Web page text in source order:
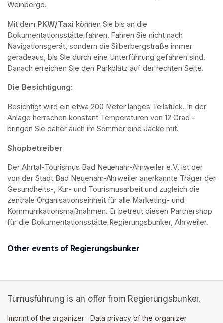
Weinberge.
Mit dem PKW/Taxi können Sie bis an die
Dokumentationsstätte fahren. Fahren Sie nicht nach
Navigationsgerät, sondern die Silberbergstraße immer
geradeaus, bis Sie durch eine Unterführung gefahren sind.
Danach erreichen Sie den Parkplatz auf der rechten Seite.
Die Besichtigung:
Besichtigt wird ein etwa 200 Meter langes Teilstück. In der
Anlage herrschen konstant Temperaturen von 12 Grad -
bringen Sie daher auch im Sommer eine Jacke mit.
Shopbetreiber
Der Ahrtal-Tourismus Bad Neuenahr-Ahrweiler e.V. ist der
von der Stadt Bad Neuenahr-Ahrweiler anerkannte Träger der
Gesundheits-, Kur- und Tourismusarbeit und zugleich die
zentrale Organisationseinheit für alle Marketing- und
Kommunikationsmaßnahmen. Er betreut diesen Partnershop
für die Dokumentationsstätte Regierungsbunker, Ahrweiler.
Other events of Regierungsbunker
Turnusführung is an offer from Regierungsbunker.
Imprint of the organizer (opens in a new tab)
Data privacy of the organizer